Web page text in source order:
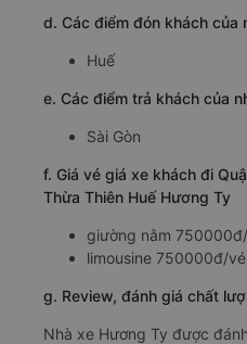
d. Các điểm đón khách của
Huế
e. Các điểm trả khách của
Sài Gòn
f. Giá vé giá xe khách đi
Thừa Thiên Huế Hương Ty
giường nằm
limousine 750000đ/vé
g. Review, đánh giá chất
Nhà xe Hương Ty được